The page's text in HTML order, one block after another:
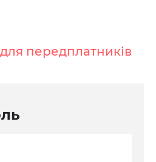
передплатників